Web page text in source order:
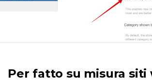
Per fatto su misura siti